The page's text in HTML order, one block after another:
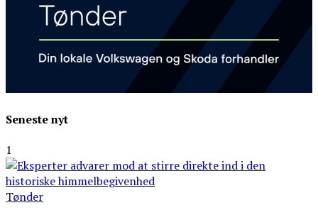
Seneste nyt
1
Tønder